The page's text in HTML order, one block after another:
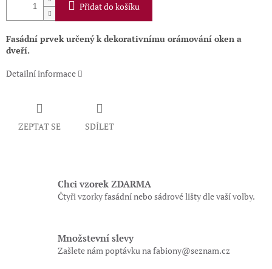
Přidat do košíku
Fasádní prvek určený k dekorativnímu orámování oken a
dveří.
Detailní informace
ZEPTAT SE SDÍLET
Chci vzorek ZDARMA
Čtyři vzorky fasádní nebo sádrové lišty dle vaší volby.
Množstevní slevy
Zašlete nám poptávku na fabiony@seznam.cz